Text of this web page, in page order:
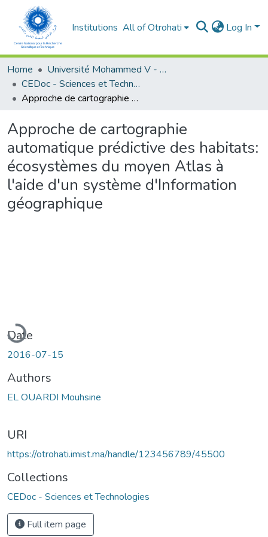
Institutions All of Otrohati Log In
Home
Université Mohammed V - Rabat
CEDoc - Sciences et Technologies
Approche de cartographie automatique prédictive des habitats: écosystèmes du moyen Atlas à l'aide d'un système d'Information géographique
Approche de cartographie
automatique prédictive des habitats:
écosystèmes du moyen Atlas à
l'aide d'un système d'Information
géographique
Date
2016-07-15
Authors
EL OUARDI Mouhsine
URI
https://otrohati.imist.ma/handle/123456789/45500
Collections
CEDoc - Sciences et Technologies
Full item page